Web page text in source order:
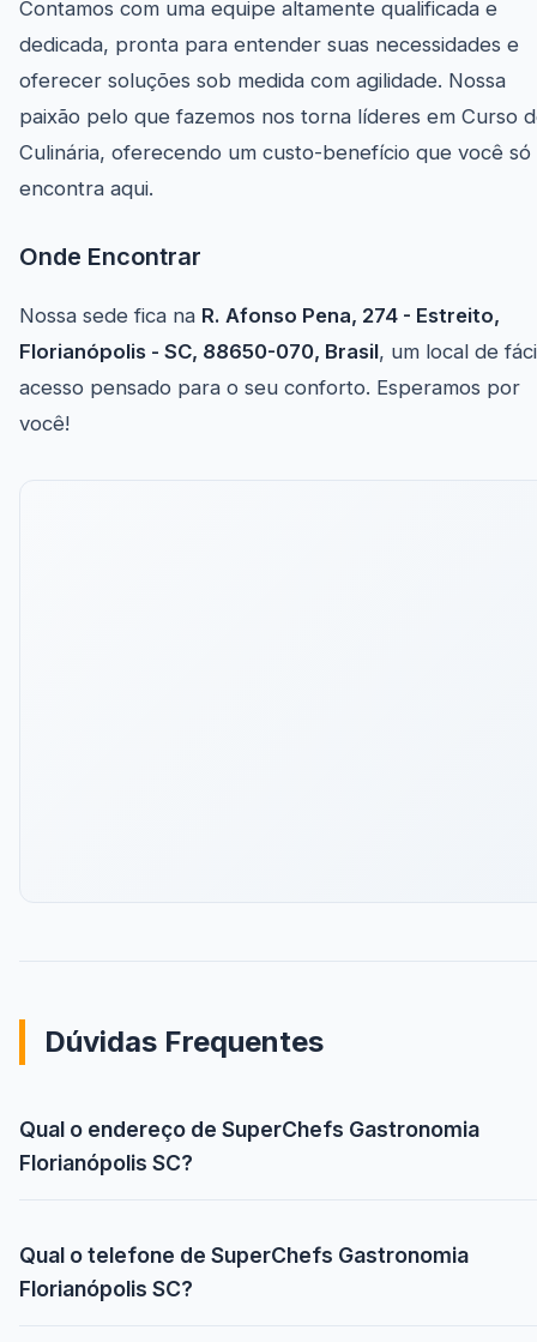
Contamos com uma equipe altamente qualificada e
dedicada, pronta para entender suas necessidades e
oferecer soluções sob medida com agilidade. Nossa
paixão pelo que fazemos nos torna líderes em Curso
Culinária, oferecendo um custo-benefício que você só
encontra aqui.
Onde Encontrar
Nossa sede fica na R. Afonso Pena, 274 - Estreito,
Florianópolis - SC, 88650-070, Brasil, um local de
acesso pensado para o seu conforto. Esperamos por
você!
Dúvidas Frequentes
Qual o endereço de SuperChefs Gastronomia
Florianópolis SC?
Qual o telefone de SuperChefs Gastronomia
Florianópolis SC?